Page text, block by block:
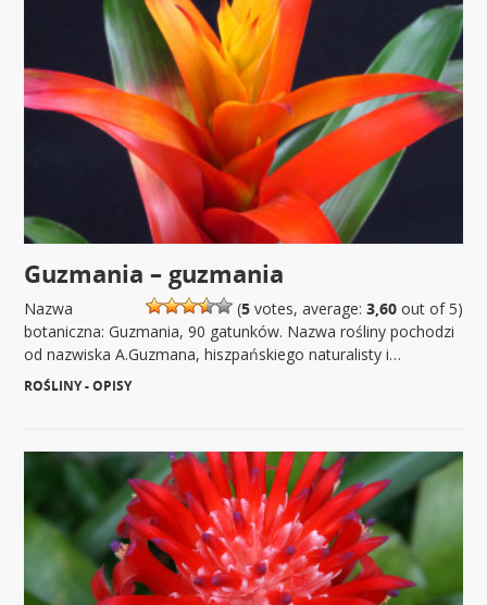
Guzmania – guzmania
(5votes, average: 3,60out of 5)
Nazwa
botaniczna: Guzmania, 90 gatunków. Nazwa rośliny pochodzi
od nazwiska A.Guzmana, hiszpańskiego naturalisty i…
ROŚLINY - OPISY